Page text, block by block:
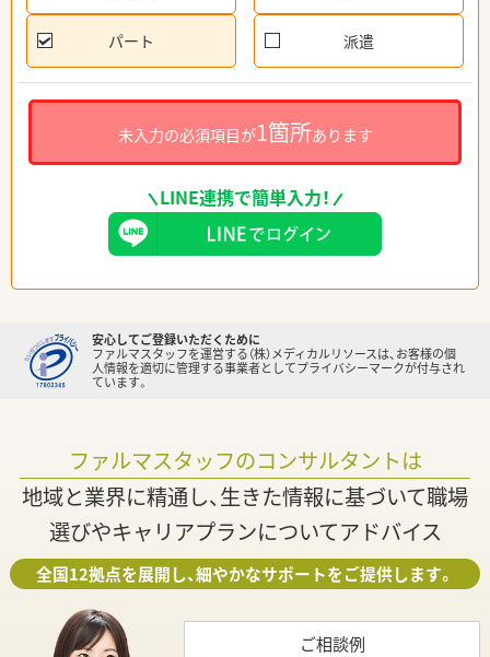
パート 派遣
未入力の必須項目が1箇所あります
LINE連携で簡単入力！
安心してご登録いただくために
ファルマスタッフを運営する（株）メディカルリソースは、お客様の個
人情報を適切に管理する事業者としてプライバシーマークが付与され
ています。
ファルマスタッフのコンサルタントは
地域と業界に精通し、生きた情報に基づいて職場
選びやキャリアプランについてアドバイス
全国12拠点を展開し、細やかなサポートをご提供します。
ご相談例